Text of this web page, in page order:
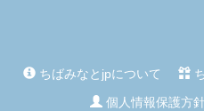
ちばみなとjpについて
個人情報保護方